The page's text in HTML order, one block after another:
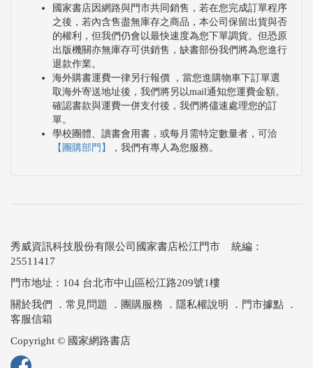
國家書店因網路與門市共同銷售，若在您完成訂單程序
之後，若內含售盡無庫存之商品，本公司保留出貨與否
的權利，但我們仍會以最快速度為您下單調貨。但恐原
出版機關亦無庫存可供銷售，缺書部份我們將為您進行
退款作業。
海外購書運費一律另行報價 ，當您進購物車下訂單選
取海外寄送地址後，我們將另以mail通知您運費金額。
確認書款與運費一併支付後，我們將儘速處理您的訂
單。
學校團體、讀書會用書，或每月需特定數量者，可洽
【團購部門】
，我們有專人為您服務。
秀威資訊科技股份有限公司國家書店松江門市 統編：
25511417
門市地址：104 台北市中山區松江路209號1樓
關於我們
． 常見問題 ． 團購服務 ． 隱私權說明 ． 門市據點 ．
客服信箱
Copyright © 國家網路書店